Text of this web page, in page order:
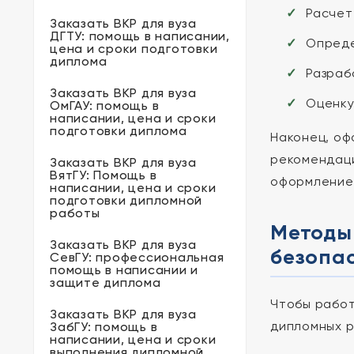
Заказать ВКР для вуза
ДГТУ: помощь в написании,
цена и сроки подготовки
диплома
Заказать ВКР для вуза
ОмГАУ: помощь в
написании, цена и сроки
подготовки диплома
Заказать ВКР для вуза
ВятГУ: Помощь в
написании, цена и сроки
подготовки дипломной
работы
Заказать ВКР для вуза
СевГУ: профессиональная
помощь в написании и
защите диплома
Заказать ВКР для вуза
ЗабГУ: помощь в
написании, цена и сроки
Наконец,
оформление
Чтобы
дипломных